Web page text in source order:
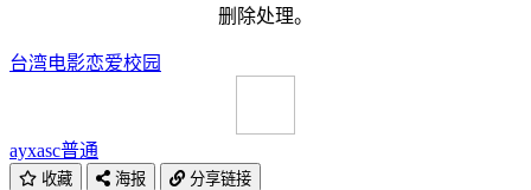
删除处理。
台湾电影恋爱校园
ayxasc普通
收藏 海报 分享链接